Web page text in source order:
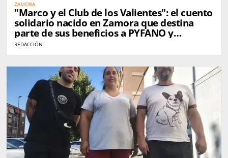
ZAMORA
"Marco y el Club de los Valientes": el cuento
solidario nacido en Zamora que destina
parte de sus beneficios a PYFANO y
Autismo Zamora
REDACCIÓN